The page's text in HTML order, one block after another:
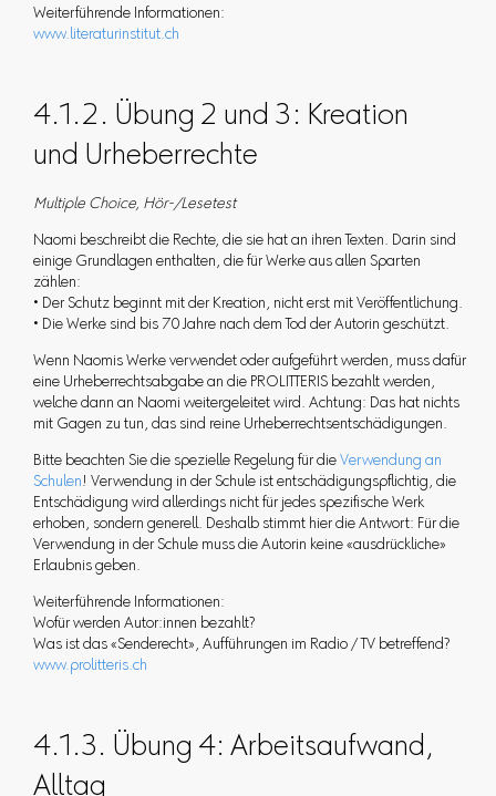
Weiterführende Informationen:
www.literaturinstitut.ch
4.1.2. Übung 2 und 3: Kreation
und Urheberrechte
Multiple Choice, Hör-/Lesetest
Naomi beschreibt die Rechte, die sie hat an ihren Texten. Darin sind
einige Grundlagen enthalten, die für Werke aus allen Sparten
zählen:
• Der Schutz beginnt mit der Kreation, nicht erst mit Veröffentlichung.
• Die Werke sind bis 70 Jahre nach dem Tod der Autorin geschützt.
Wenn Naomis Werke verwendet oder aufgeführt werden, muss dafür
eine Urheberrechtsabgabe an die PROLITTERIS bezahlt werden,
welche dann an Naomi weitergeleitet wird. Achtung: Das hat nichts
mit Gagen zu tun, das sind reine Urheberrechtsentschädigungen.
Bitte beachten Sie die spezielle Regelung für die Verwendung an
Schulen! Verwendung in der Schule ist entschädigungspflichtig, die
Entschädigung wird allerdings nicht für jedes spezifische Werk
erhoben, sondern generell. Deshalb stimmt hier die Antwort: Für die
Verwendung in der Schule muss die Autorin keine «ausdrückliche»
Erlaubnis geben.
Weiterführende Informationen:
Wofür werden Autor:innen bezahlt?
Was ist das «Senderecht», Aufführungen im Radio / TV betreffend?
www.prolitteris.ch
4.1.3. Übung 4: Arbeitsaufwand,
Alltag